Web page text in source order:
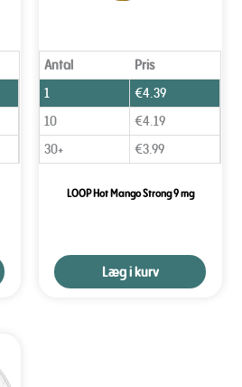
Antal
Pris
1
€4.39
10
€4.19
30+
€3.99
LOOP Hot Mango Strong 9 mg
Læg i kurv